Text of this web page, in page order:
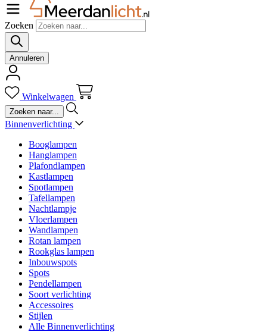
Zoeken
Annuleren
Winkelwagen
Binnenverlichting
Booglampen
Hanglampen
Plafondlampen
Kastlampen
Spotlampen
Tafellampen
Nachtlampje
Vloerlampen
Wandlampen
Rotan lampen
Rookglas lampen
Inbouwspots
Spots
Pendellampen
Soort verlichting
Accessoires
Stijlen
Alle Binnenverlichting